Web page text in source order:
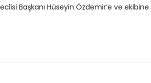
Başkanı Hüseyin Özdemir’e ve